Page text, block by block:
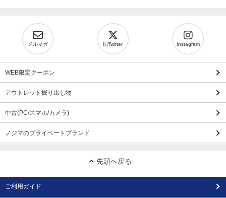
メルマガ 旧Twitter Instagram
WEB限定クーポン
アウトレット掘り出し物
中古(PC/スマホ/カメラ)
ノジマのプライベートブランド
先頭へ戻る
ご利用ガイド